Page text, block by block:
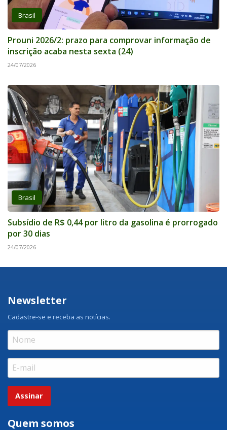
Brasil
Prouni 2026/2: prazo para comprovar informação de
inscrição acaba nesta sexta (24)
24/07/2026
Brasil
Subsídio de R$ 0,44 por litro da gasolina é prorrogado
por 30 dias
24/07/2026
Newsletter
Cadastre-se e receba as notícias.
Assinar
Quem somos